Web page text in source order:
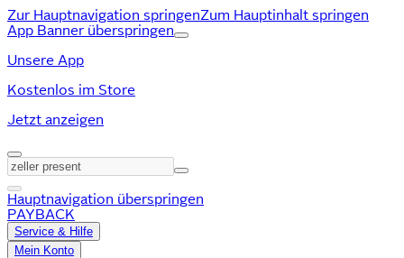
Zur Hauptnavigation springenZum Hauptinhalt springen
App Banner überspringen
Unsere App
Kostenlos im Store
Jetzt anzeigen
Hauptnavigation überspringen
PAYBACK
Service & Hilfe
Mein Konto